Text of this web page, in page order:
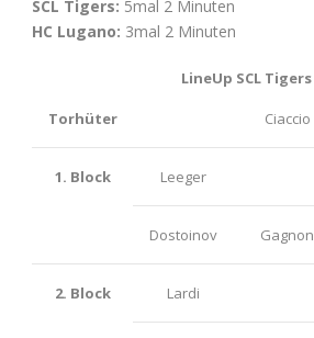
SCL Tigers: 5mal 2 Minuten
HC Lugano: 3mal 2 Minuten
LineUp SCL Tigers
Torhüter Ciaccio
1. Block Leeger
Dostoinov Gagnon
2. Block Lardi